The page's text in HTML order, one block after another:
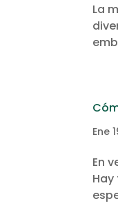
La
Ene
En